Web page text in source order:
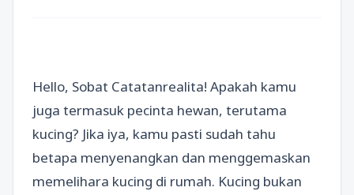
Hello, Sobat Catatanrealita! Apakah kamu
juga termasuk pecinta hewan, terutama
kucing? Jika iya, kamu pasti sudah tahu
betapa menyenangkan dan menggemaskan
memelihara kucing di rumah. Kucing bukan